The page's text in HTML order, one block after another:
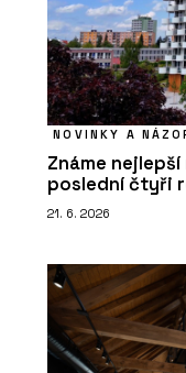
NOVINKY A
Známe
poslední čtyři
21. 6. 2026